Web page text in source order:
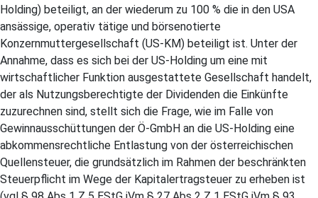
Holding) beteiligt, an der wiederum zu 100 % die in den USA
ansässige, operativ tätige und börsenotierte
Konzernmuttergesellschaft (US-KM) beteiligt ist. Unter der
Annahme, dass es sich bei der US-Holding um eine mit
wirtschaftlicher Funktion ausgestattete Gesellschaft handelt,
der als Nutzungsberechtigte der Dividenden die Einkünfte
zuzurechnen sind, stellt sich die Frage, wie im Falle von
Gewinnausschüttungen der Ö-GmbH an die US-Holding eine
abkommensrechtliche Entlastung von der österreichischen
Quellensteuer, die grundsätzlich im Rahmen der beschränkten
Steuerpflicht im Wege der Kapitalertragsteuer zu erheben ist